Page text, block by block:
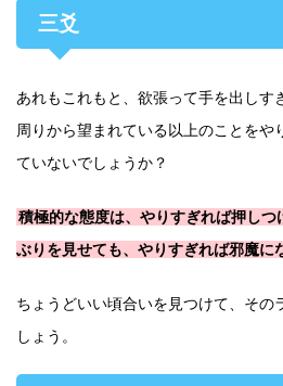
三爻
あれもこれもと、欲張って手を出しす
周りから望まれている以上のことをや
ていないでしょうか？
積極的な態度は、やりすぎれば押し
ぶりを見せても、やりすぎれば邪魔に
ちょうどいい頃合いを見つけて、その
しょう。